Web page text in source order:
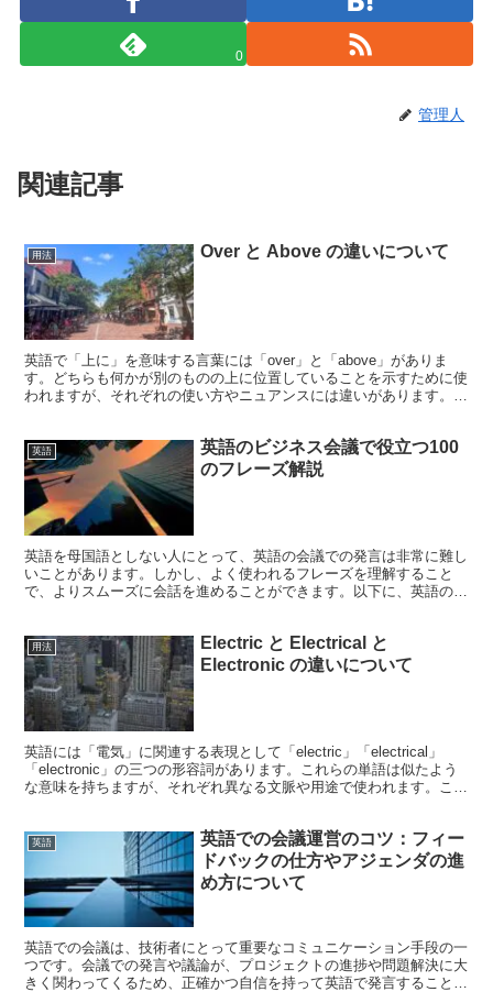
0
管理人
関連記事
用法 Over と Above の違いについて
英語で「上に」を意味する言葉には「over」と「above」がありま
す。どちらも何かが別のものの上に位置していることを示すために使
われますが、それぞれの使い方やニュアンスには違いがあります。こ
英語
英語のビジネス会議で役立つ100
のフレーズ解説
英語を母国語としない人にとって、英語の会議での発言は非常に難し
いことがあります。しかし、よく使われるフレーズを理解すること
で、よりスムーズに会話を進めることができます。以下に、英語の会
用法
Electric と Electrical と
Electronic の違いについて
英語には「電気」に関連する表現として「electric」「electrical」
「electronic」の三つの形容詞があります。これらの単語は似たよう
な意味を持ちますが、それぞれ異なる文脈や用途で使われます。この
英語
英語での会議運営のコツ：フィー
ドバックの仕方やアジェンダの進
め方について
英語での会議は、技術者にとって重要なコミュニケーション手段の一
つです。会議での発言や議論が、プロジェクトの進捗や問題解決に大
きく関わってくるため、正確かつ自信を持って英語で発言することが